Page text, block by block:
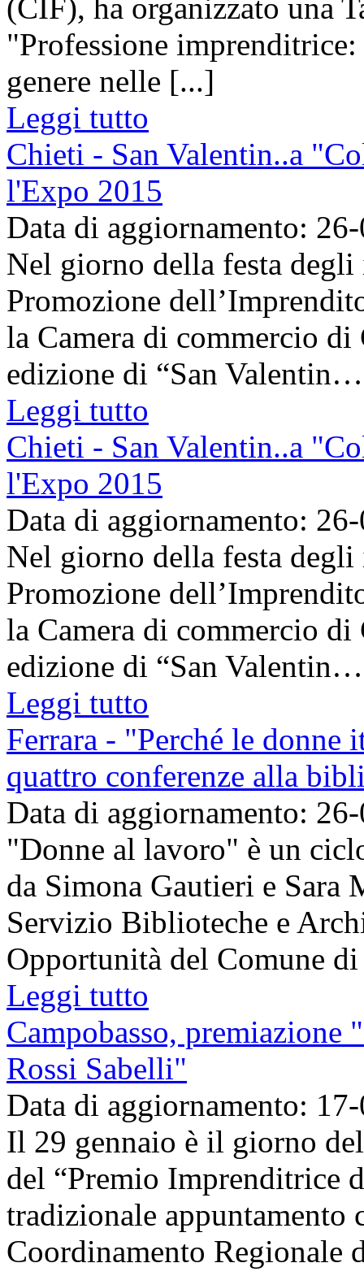
(CIF), ha organizzato una
"Professione
genere nelle [...]
Leggi tutto
Chieti - San Valentin..a
l'Expo 2015
Data di aggiornamento:
Nel giorno della festa
Promozione
la Camera di commercio di
edizione di “San
Leggi tutto
Chieti - San Valentin..a
l'Expo 2015
Data di aggiornamento:
Nel giorno della festa
Promozione
la Camera di commercio di
edizione di “San
Leggi tutto
Ferrara - "Perché le donne
quattro conferenze alla
Data di aggiornamento:
"Donne al lavoro" è un
da Simona Gautieri e
Servizio Biblioteche e
Opportunità del Comune
Leggi tutto
Campobasso,
Rossi Sabelli"
Data di aggiornamento:
Il 29 gennaio è il giorno
del “Premio Imprenditrice
tradizionale
Coordinamento Regionale